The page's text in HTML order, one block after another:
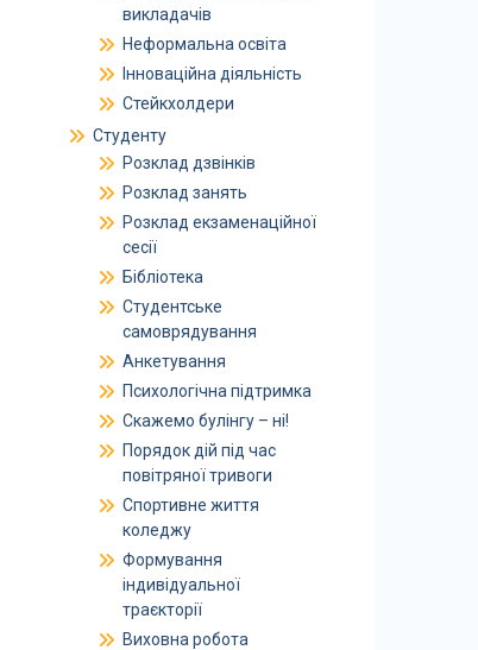
викладачів
Неформальна освіта
Інноваційна діяльність
Стейкхолдери
Студенту
Розклад дзвінків
Розклад занять
Розклад екзаменаційної
сесії
Бібліотека
Студентське
самоврядування
Анкетування
Психологічна підтримка
Скажемо булінгу – ні!
Порядок дій під час
повітряної тривоги
Спортивне життя
коледжу
Формування
індивідуальної
траєкторії
Виховна робота